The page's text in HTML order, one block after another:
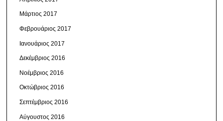
Μάρτιος 2017
Φεβρουάριος 2017
Ιανουάριος 2017
Δεκέμβριος 2016
Νοέμβριος 2016
Οκτώβριος 2016
Σεπτέμβριος 2016
Αύγουστος 2016